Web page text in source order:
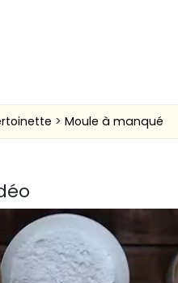
Moule à manqué